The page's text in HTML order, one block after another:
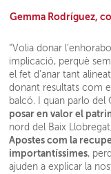
Gemma Rodríguez,
“Volia donar
implicació, perquè
el fet d’anar tant
donant resultats com
balcó. I quan parlo del
posar en valor el
nord del Baix
Apostes com la
importantíssimes,
ajuden a explicar la